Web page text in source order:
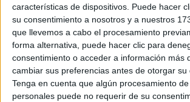
características de dispositivos. Puede hacer
su consentimiento a nosotros y a nuestros
que llevemos a cabo el procesamiento
forma alternativa, puede hacer clic para
consentimiento o acceder a información más
cambiar sus preferencias antes de otorgar su
Tenga en cuenta que algún procesamiento
personales puede no requerir de su
Magisterio de Educación Infantil A Coruña
Magisterio de Educación Infantil Albacete
Magisterio de Educación Infantil Alicante
Magisterio de Educación Infantil Almería